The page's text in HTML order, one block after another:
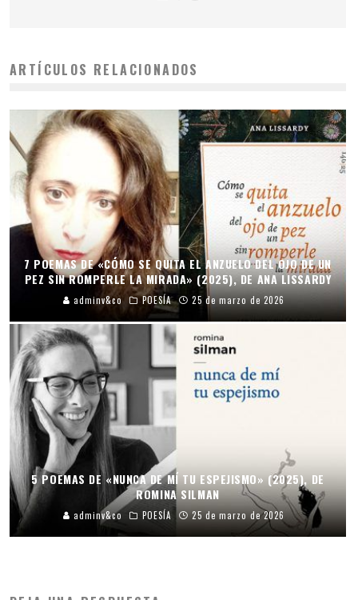
ARTÍCULOS RELACIONADOS
7 POEMAS DE «CÓMO SE QUITA EL ANZUELO DEL OJO DE UN
PEZ SIN ROMPERLE LA MIRADA» (2025), DE ANA LISSARDY
adminv&co POESÍA 25 de marzo de 2026
5 POEMAS DE «NUNCA DE MÍ TU ESPEJISMO» (2025), DE
ROMINA SILMAN
adminv&co POESÍA 25 de marzo de 2026